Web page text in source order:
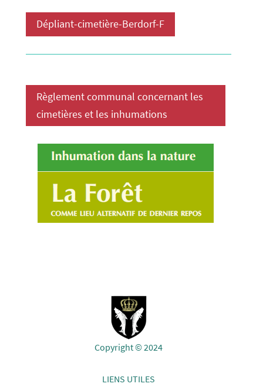
Dépliant-cimetière-Berdorf-F
Règlement communal concernant les
cimetières et les inhumations
Copyright © 2024
LIENS UTILES